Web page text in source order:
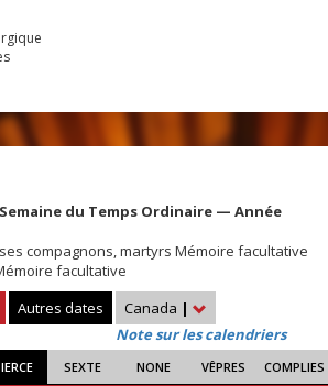
du Temps Ordinaire — Année
compagnons, martyrs Mémoire facultative
facultative
Autres dates Canada |
Note sur les calendriers
SEXTE NONE VÊPRES COMPLIES